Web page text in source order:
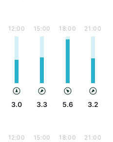
12:00
3.0
15:00
3.3
18:00
5.6
21:00
3.2
12:00 15:00 18:00 21:00